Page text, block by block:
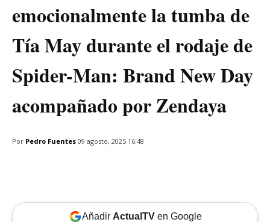
emocionalmente la tumba de
Tía May durante el rodaje de
Spider-Man: Brand New Day
acompañado por Zendaya
Por Pedro Fuentes 09 agosto, 2025 16:48
Añadir ActualTVen Google